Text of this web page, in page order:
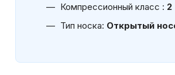
Компрессионный класс : 2
Тип носка: Открытый